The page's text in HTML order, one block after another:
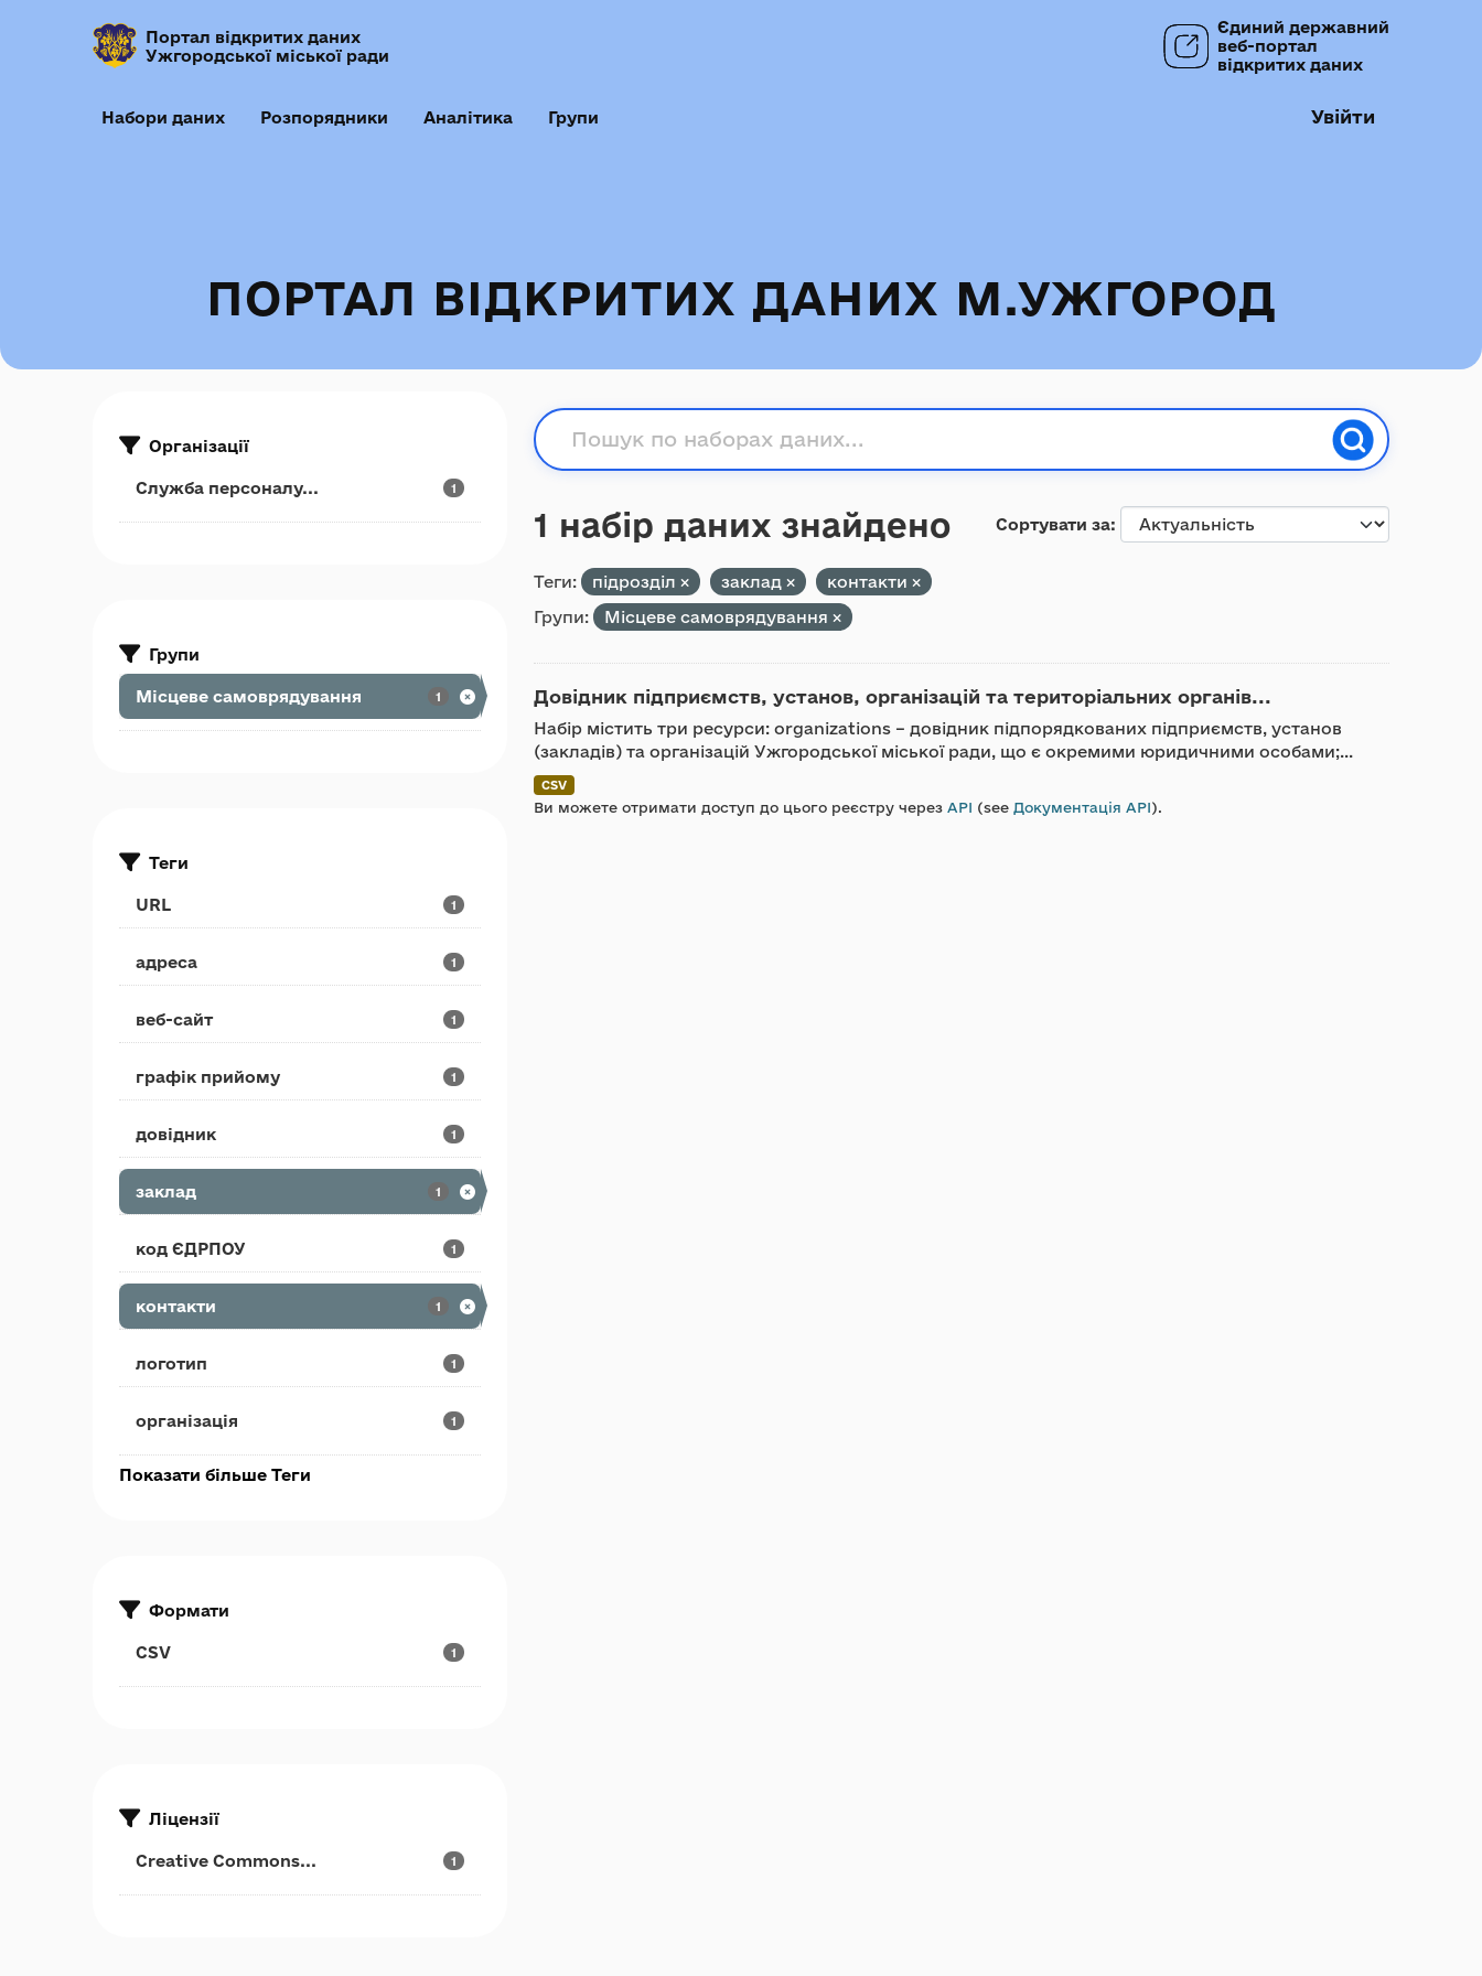
Портал відкритих даних
Ужгородської міської ради
Єдиний державний
веб-портал
відкритих даних
Набори даних Розпорядники Аналітика Групи Увійти
ПОРТАЛ ВІДКРИТИХ ДАНИХ М.УЖГОРОД
Організації
Служба персоналу... 1
Групи
Місцеве самоврядування 1
Теги
URL 1
адреса 1
веб-сайт 1
графік прийому 1
довідник 1
заклад 1
код ЄДРПОУ 1
контакти 1
логотип 1
організація 1
Показати більше Теги
Формати
CSV 1
Ліцензії
Creative Commons... 1
Сортувати за
1 набір даних знайдено
Теги: підрозділ заклад
контакти
Групи:
Місцеве самоврядування
Довідник підприємств, установ, організацій та територіальних органів...
Набір містить три ресурси: organizations – довідник підпорядкованих підприємств, установ
(закладів) та організацій Ужгородської міської ради, що є окремими юридичними особами;...
CSV
Ви можете отримати доступ до цього реєстру через API (see Документація API).